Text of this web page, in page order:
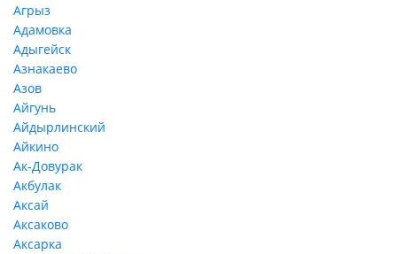
Агрыз
Адамовка
Адыгейск
Азнакаево
Азов
Айгунь
Айдырлинский
Айкино
Ак-Довурак
Акбулак
Аксай
Аксаково
Аксарка